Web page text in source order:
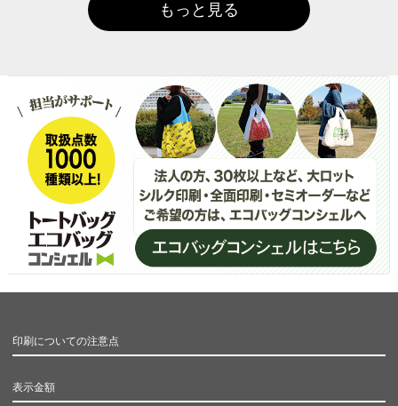
もっと見る
印刷についての注意点
表示金額